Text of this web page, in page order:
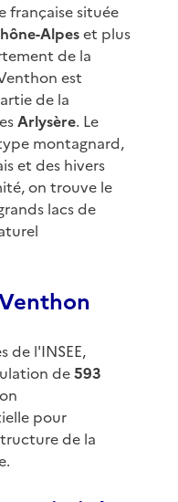
française située
Alpeset plus
de la
est
de la
Arlysère. Le
montagnard,
et des hivers
on trouve le
lacs de
de l'INSEE,
de593
pour
de la